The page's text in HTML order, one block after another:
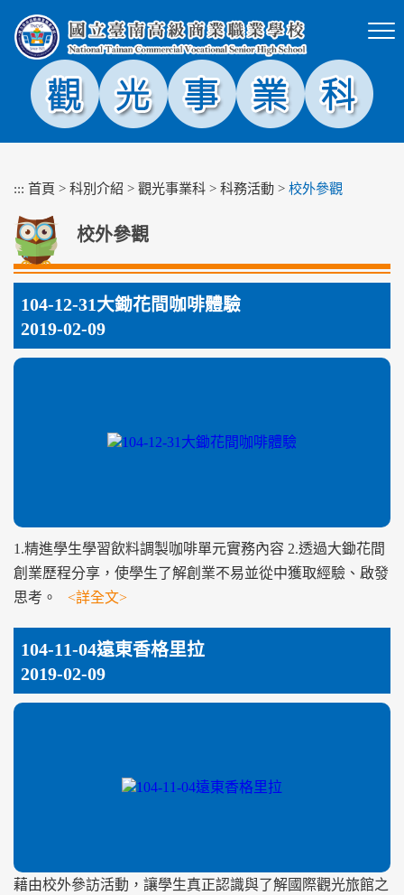
塊
::: 首頁 > 科別介紹 > 觀光事業科 > 科務活動 > 校外參觀
校外參觀
104-12-31大鋤花間咖啡體驗
2019-02-09
1.精進學生學習飲料調製咖啡單元實務內容 2.透過大鋤花間
創業歷程分享，使學生了解創業不易並從中獲取經驗、啟發
思考。 <詳全文>
104-11-04遠東香格里拉
2019-02-09
藉由校外參訪活動，讓學生真正認識與了解國際觀光旅館之